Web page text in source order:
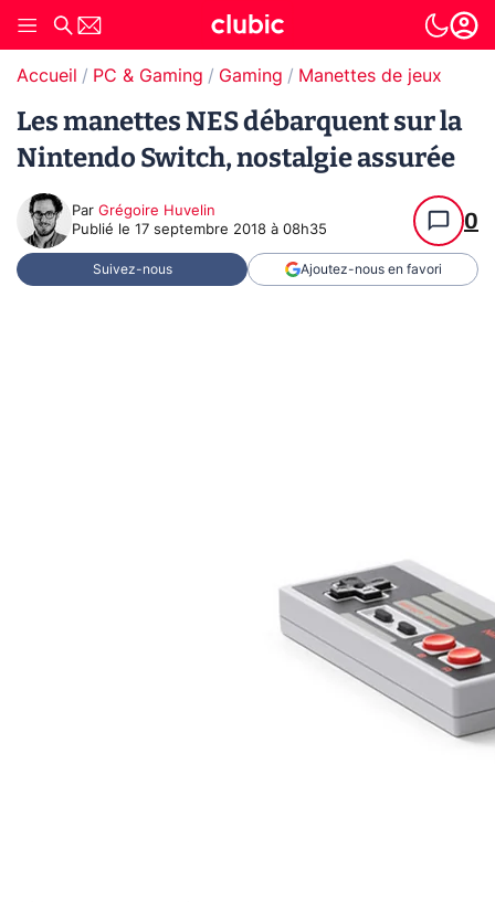
Accueil PC & Gaming Gaming Manettes de jeux
Les manettes NES débarquent sur la
Nintendo Switch, nostalgie assurée
Par Grégoire Huvelin
Publié le 17 septembre 2018 à 08h35 0
Suivez-nous Ajoutez-nous en favori